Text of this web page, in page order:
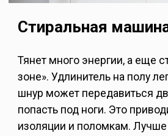
Стиральная
Тянет много энергии, а еще
зоне». Удлинитель на полу
шнур может передавиться
попасть под ноги. Это
изоляции и поломкам. Лучше